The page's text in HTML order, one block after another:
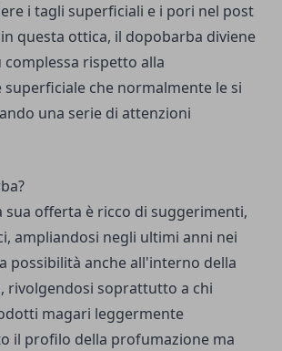
i tagli superficiali e i pori nel post
questa ottica, il dopobarba diviene
complessa rispetto alla
superficiale che normalmente le si
una serie di attenzioni
sua offerta è ricco di suggerimenti,
ampliandosi negli ultimi anni nei
possibilità anche all'interno della
rivolgendosi soprattutto a chi
magari leggermente
il profilo della profumazione ma